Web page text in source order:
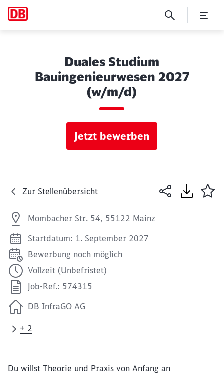
Duales Studium
Bauingenieurwesen 2027
(w/m/d)
Jetzt bewerben
Zur Stellenübersicht
Mombacher Str. 54, 55122 Mainz
Startdatum: 1. September 2027
Bewerbung noch möglich
Vollzeit (Unbefristet)
Job-Ref.: 574315
DB InfraGO AG
+ 2
Du willst Theorie und Praxis von Anfang an